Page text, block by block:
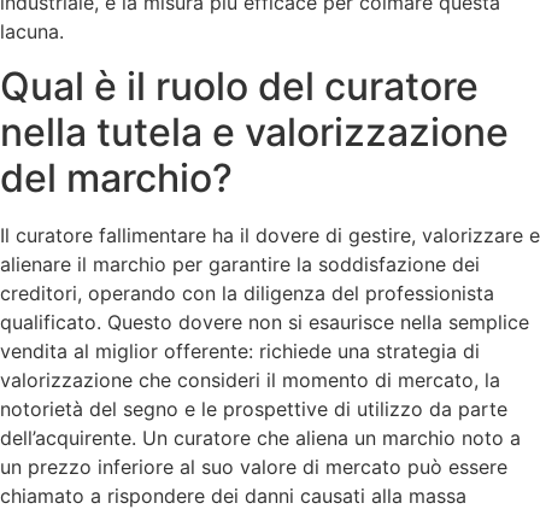
lacuna.
Qual è il ruolo del curatore
nella tutela e valorizzazione
del marchio?
Il curatore fallimentare ha il dovere di gestire, valorizzare e
alienare il marchio per garantire la soddisfazione dei
creditori, operando con la diligenza del professionista
qualificato. Questo dovere non si esaurisce nella semplice
vendita al miglior offerente: richiede una strategia di
valorizzazione che consideri il momento di mercato, la
notorietà del segno e le prospettive di utilizzo da parte
dell’acquirente. Un curatore che aliena un marchio noto a
un prezzo inferiore al suo valore di mercato può essere
chiamato a rispondere dei danni causati alla massa